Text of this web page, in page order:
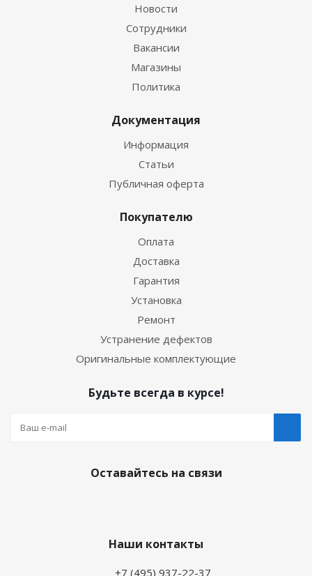
Новости
Сотрудники
Вакансии
Магазины
Политика
Документация
Информация
Статьи
Публичная оферта
Покупателю
Оплата
Доставка
Гарантия
Установка
Ремонт
Устранение дефектов
Оригинальные комплектующие
Будьте всегда в курсе!
Оставайтесь на связи
Наши контакты
+7 (495) 937-22-37